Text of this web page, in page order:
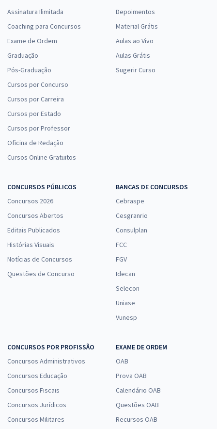
Assinatura Ilimitada
Coaching para Concursos
Exame de Ordem
Graduação
Pós-Graduação
Cursos por Concurso
Cursos por Carreira
Cursos por Estado
Cursos por Professor
Oficina de Redação
Cursos Online Gratuitos
Depoimentos
Material Grátis
Aulas ao Vivo
Aulas Grátis
Sugerir Curso
CONCURSOS PÚBLICOS
Concursos 2026
Concursos Abertos
Editais Publicados
Histórias Visuais
Notícias de Concursos
Questões de Concurso
BANCAS DE CONCURSOS
Cebraspe
Cesgranrio
Consulplan
FCC
FGV
Idecan
Selecon
Uniase
Vunesp
CONCURSOS POR PROFISSÃO
Concursos Administrativos
Concursos Educação
Concursos Fiscais
Concursos Jurídicos
Concursos Militares
EXAME DE ORDEM
OAB
Prova OAB
Calendário OAB
Questões OAB
Recursos OAB